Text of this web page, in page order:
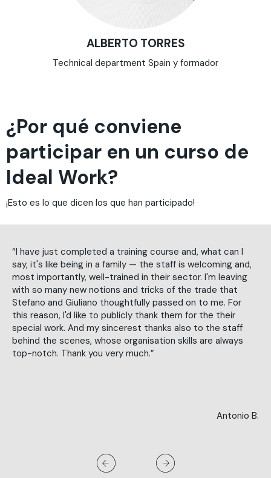
ALBERTO TORRES
Technical department Spain y formador
¿Por qué conviene
participar en un curso de
Ideal Work?
¡Esto es lo que dicen los que han participado!
“I have just completed a training course and, what can I
say, it's like being in a family — the staff is welcoming and,
most importantly, well-trained in their sector. I'm leaving
with so many new notions and tricks of the trade that
Stefano and Giuliano thoughtfully passed on to me. For
this reason, I'd like to publicly thank them for the their
special work. And my sincerest thanks also to the staff
behind the scenes, whose organisation skills are always
top-notch. Thank you very much.”
Antonio B.